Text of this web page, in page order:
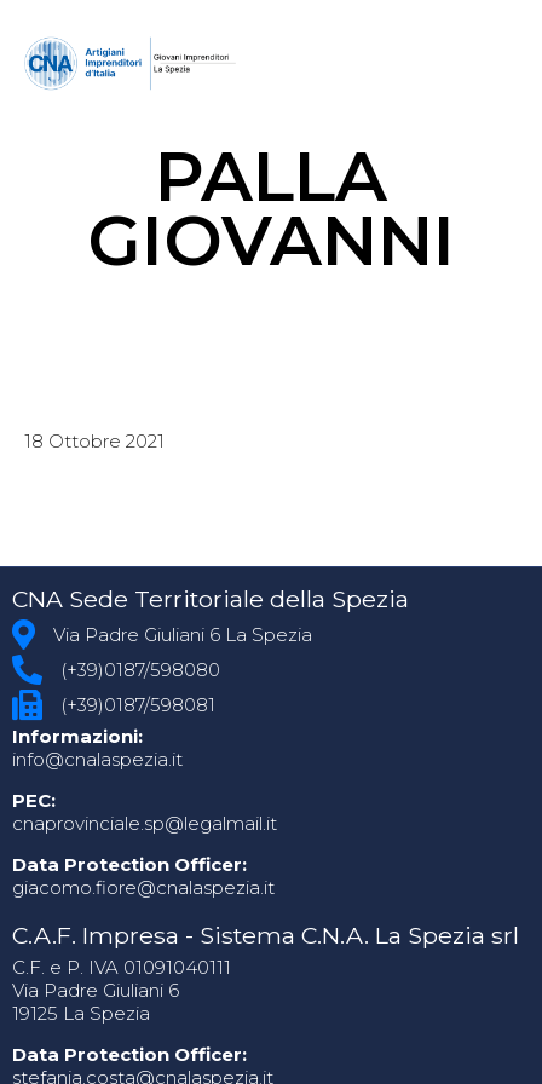
PALLA
GIOVANNI
18 Ottobre 2021
CNA Sede Territoriale della Spezia
Via Padre Giuliani 6 La Spezia
(+39)0187/598080
(+39)0187/598081
Informazioni:
info@cnalaspezia.it
PEC:
cnaprovinciale.sp@legalmail.it
Data Protection Officer:
giacomo.fiore@cnalaspezia.it
C.A.F. Impresa - Sistema C.N.A. La Spezia srl
C.F. e P. IVA 01091040111
Via Padre Giuliani 6
19125 La Spezia
Data Protection Officer:
stefania.costa@cnalaspezia.it